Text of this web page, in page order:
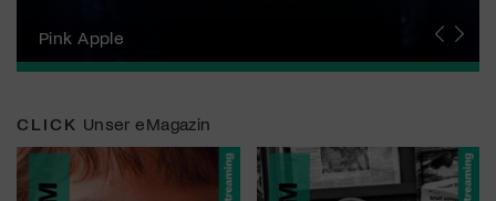
Zurich Film Festival
Pink Apple
Locarno Film Festival
Human Rights Film Festival Zurich
Yesh! Neues aus der jüdischen Filmwelt
Neuchâtel International Fantastic Film Festival
Visions du Réel
Berlinale
Solothurner Filmtage
Geneva International Film Festival
CLICK Unser eMagazin